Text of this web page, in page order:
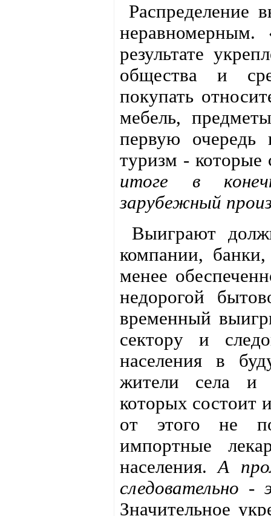
Распределение
результате
общества и
покупать
мебель,
первую очередь
туризм - которые
итоге в
зарубежный
Выиграют
компании,
менее
недорогой
временный
сектору и
населения в
жители села и
которых состоит
от этого не
импортные
населения.А
следовательно -
Значительное